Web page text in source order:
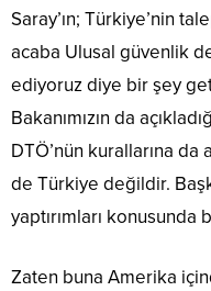
Saray’ın; Türkiye’nin
acaba Ulusal güvenlik
ediyoruz diye bir şey
Bakanımızın da
DTÖ’nün kurallarına da
de Türkiye değildir.
yaptırımları konusunda
Zaten buna Amerika